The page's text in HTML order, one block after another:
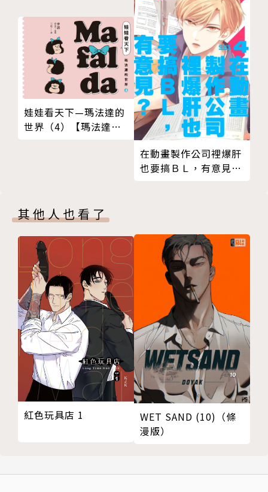
娃娃看天下—瑪法達的
世界（4）【瑪法達降
在動畫製作公司裡爆肝
也要搞ＢＬ，有意見？
其他人也看了
紅色玩具店 1
WET SAND (10)（條
漫版）